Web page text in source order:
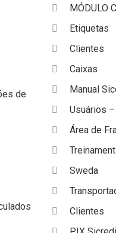
de
MÓDULO
Etiquetas
Clientes
Caixas
Manual
Usuários
Área de
Sweda
Clientes